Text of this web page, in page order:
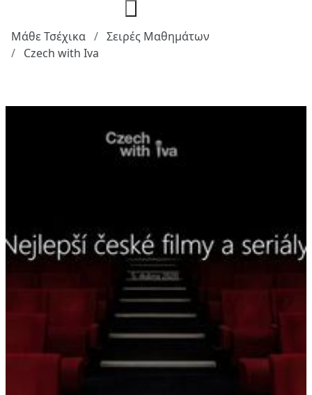
Μάθε Τσέχικα
Σειρές Μαθημάτων
Czech with Iva